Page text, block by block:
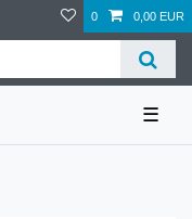
0 0,00 EUR
☰